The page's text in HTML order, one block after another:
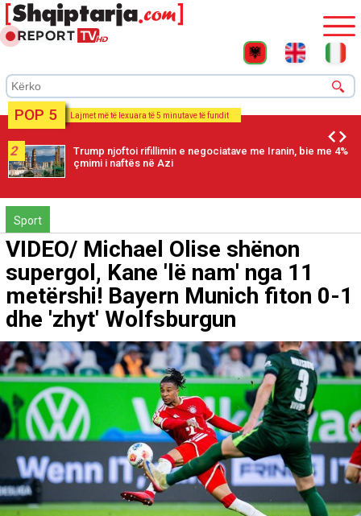
POP 5 Lajmet më të lexuara të 5 minutave të fundit
2
Trump njoftoi rifillimin e negociatave me Iranin, bie me 4%
çmimi i naftës në Azi
Sport
VIDEO/ Michael Olise shënon
supergol, Kane 'lë nam' nga 11
metërshi! Bayern Munich fiton 0-1
dhe 'zhyt' Wolfsburgun